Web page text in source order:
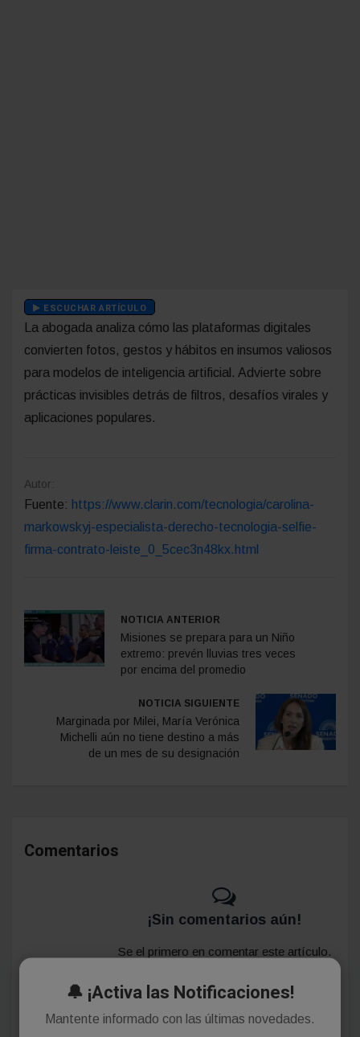
ESCUCHAR ARTÍCULO
La abogada analiza cómo las plataformas digitales
convierten fotos, gestos y hábitos en insumos valiosos
para modelos de inteligencia artificial. Advierte sobre
prácticas invisibles detrás de filtros, desafíos virales y
aplicaciones populares.
Autor:
Fuente: https://www.clarin.com/tecnologia/carolina-
markowskyj-especialista-derecho-tecnologia-selfie-
firma-contrato-leiste_0_5cec3n48kx.html
NOTICIA ANTERIOR
Misiones se prepara para un Niño
extremo: prevén lluvias tres veces
por encima del promedio
NOTICIA SIGUIENTE
Marginada por Milei, María Verónica
Michelli aún no tiene destino a más
de un mes de su designación
Comentarios
¡Sin comentarios aún!
Se el primero en comentar este artículo.
Deja tu comentario
🔔 ¡Activa las Notificaciones!
Mantente informado con las últimas novedades.